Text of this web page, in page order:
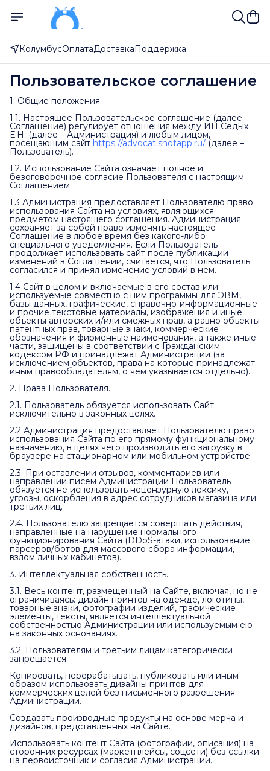
КолумбусОплатаДоставкаПоддержка
Пользовательское соглашение
1. Общие положения.
1.1. Настоящее Пользовательское соглашение (далее –
Соглашение) регулирует отношения между ИП Седых
Е.Н. (далее – Администрация) и любым лицом,
посещающим сайт https://advocat.shotapp.ru/ (далее –
Пользователь).
1.2. Использование Сайта означает полное и
безоговорочное согласие Пользователя с настоящим
Соглашением.
1.3 Администрация предоставляет Пользователю право
использования Сайта на условиях, являющихся
предметом настоящего соглашения. Администрация
сохраняет за собой право изменять настоящее
Соглашение в любое время без какого-либо
специального уведомления. Если Пользователь
продолжает использовать сайт после публикации
изменений в Соглашении, считается, что Пользователь
согласился и принял изменение условий в нем.
1.4 Сайт в целом и включаемые в его состав или
используемые совместно с ним программы для ЭВМ,
базы данных, графические, справочно-информационные
и прочие текстовые материалы, изображения и иные
объекты авторских и/или смежных прав, а равно объекты
патентных прав, товарные знаки, коммерческие
обозначения и фирменные наименования, а также иные
части, защищены в соответствии с Гражданским
кодексом РФ и принадлежат Администрации (за
исключением объектов, права на которые принадлежат
иным правообладателям, о чем указывается отдельно).
2. Права Пользователя.
2.1. Пользователь обязуется использовать Сайт
исключительно в законных целях.
2.2 Администрация предоставляет Пользователю право
использования Сайта по его прямому функциональному
назначению, в целях чего производить его загрузку в
браузере на стационарном или мобильном устройстве.
2.3. При оставлении отзывов, комментариев или
направлении писем Администрации Пользователь
обязуется не использовать нецензурную лексику,
угрозы, оскорбления в адрес сотрудников магазина или
третьих лиц.
2.4. Пользователю запрещается совершать действия,
направленные на нарушение нормального
функционирования Сайта (DDoS-атаки, использование
парсеров/ботов для массового сбора информации,
взлом личных кабинетов).
3. Интеллектуальная собственность.
3.1. Весь контент, размещенный на Сайте, включая, но не
ограничиваясь: дизайн принтов на одежде, логотипы,
товарные знаки, фотографии изделий, графические
элементы, тексты, является интеллектуальной
собственностью Администрации или используемым ею
на законных основаниях.
3.2. Пользователям и третьим лицам категорически
запрещается:
Копировать, перерабатывать, публиковать или иным
образом использовать дизайны принтов для
коммерческих целей без письменного разрешения
Администрации.
Создавать производные продукты на основе мерча и
дизайнов, представленных на Сайте.
Использовать контент Сайта (фотографии, описания) на
сторонних ресурсах (маркетплейсы, соцсети) без ссылки
на первоисточник и согласия Администрации.